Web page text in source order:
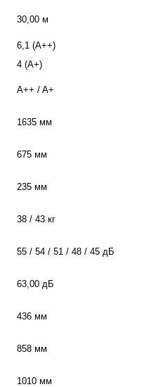
30,00 м
6,1 (А++)
4 (А+)
A++ / A+
1635 мм
675 мм
235 мм
38 / 43 кг
55 / 54 / 51 / 48 / 45 дБ
63,00 дБ
436 мм
858 мм
1010 мм